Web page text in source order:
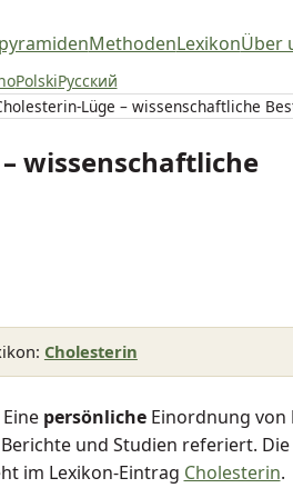
MethodenLexikonÜber
PolskiРусский
Lüge – wissenschaftliche
wissenschaftliche
Cholesterin
Eine persönlicheEinordnung von
und Studien referiert. Die
im Lexikon-Eintrag Cholesterin.